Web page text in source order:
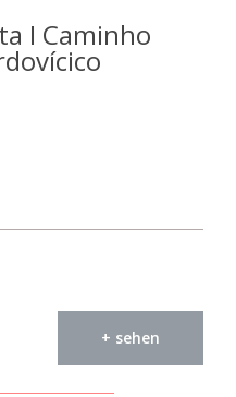
I Caminho
+ sehen